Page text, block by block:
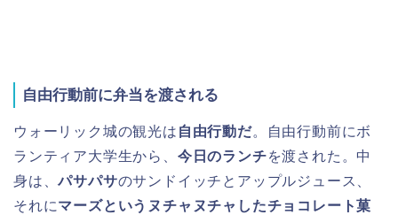
自由行動前に弁当を渡される
ウォーリック城の観光は 自由行動だ。自由行動前にボ
ランティア大学生から、 今日のランチを渡された。中
身は、パサパサのサンドイッチとアップルジュース、
それにマーズというヌチャヌチャしたチョコレート菓